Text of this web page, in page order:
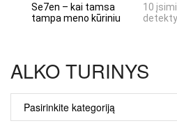
Se7en – kai tamsa
tampa meno kūriniu
10
ALKO TURINYS
TURINYS